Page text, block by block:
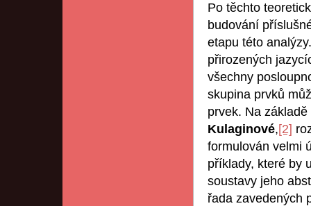
Po těchto
budování
etapu této
přirozených
všechny
skupina prvků
prvek. Na
Kulaginové,[2]
formulován velmi
příklady, které by
soustavy jeho
řada zavedených